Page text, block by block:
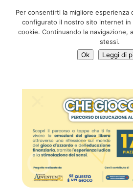
Per consentirti la migliore esperienza
configurato il nostro sito internet in
cookie. Continuando la navigazione,
stessi.
Ok
Leggi di